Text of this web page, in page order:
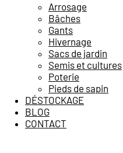
Arrosage
Bâches
Gants
Hivernage
Sacs de jardin
Semis et cultures
Poterie
Pieds de sapin
DÉSTOCKAGE
BLOG
CONTACT